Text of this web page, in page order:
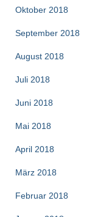
Oktober 2018
September 2018
August 2018
Juli 2018
Juni 2018
Mai 2018
April 2018
März 2018
Februar 2018